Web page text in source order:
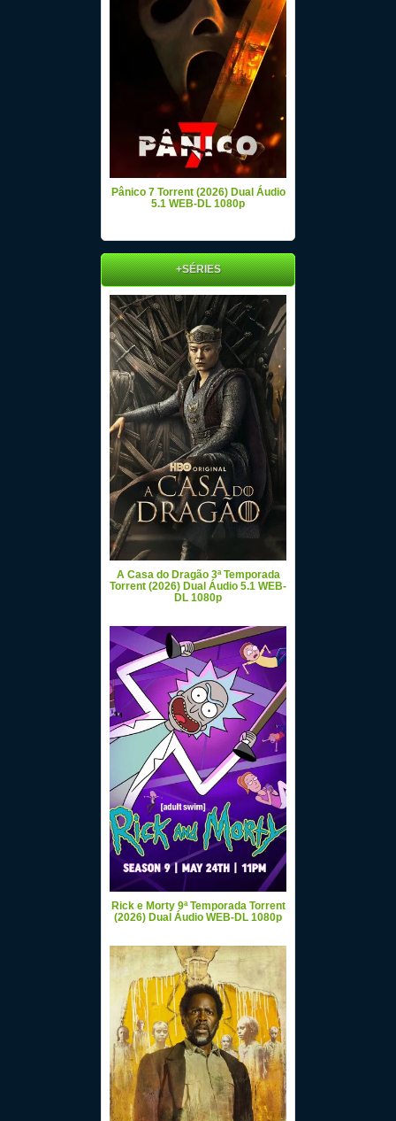
Pânico 7 Torrent (2026) Dual Áudio
5.1 WEB-DL 1080p
+SÉRIES
A Casa do Dragão 3ª Temporada
Torrent (2026) Dual Áudio 5.1 WEB-
DL 1080p
Rick e Morty 9ª Temporada Torrent
(2026) Dual Áudio WEB-DL 1080p